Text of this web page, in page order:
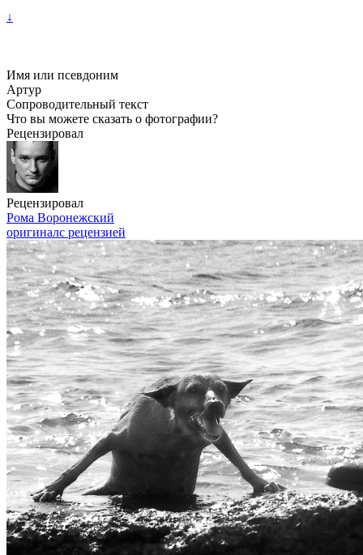
↓
Имя или псевдоним
Артур
Сопроводительный текст
Что вы можете сказать о фотографии?
Рецензировал
Рецензировал
Рома Воронежский
оригиналс рецензией